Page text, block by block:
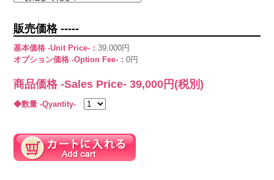
販売価格 -----
基本価格 -Unit Price-：39,000円
オプション価格 -Option Fee-：0円
商品価格 -Sales Price-39,000 円(税別)
◆数量 -Qyantity-